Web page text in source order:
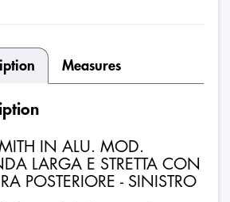
Measures
IN ALU. MOD.
LARGA E STRETTA CON
POSTERIORE - SINISTRO